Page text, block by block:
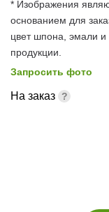
* Изображения
основанием для
цвет шпона, эмали и
продукции.
Запросить фото
На заказ